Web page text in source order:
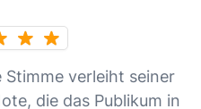
Stimme verleiht seiner
die das Publikum in